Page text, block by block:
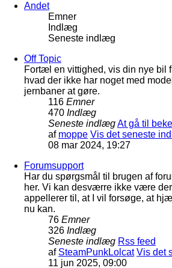
Andet
Emner
Indlæg
Seneste indlæg
Off Topic
Fortæl en vittighed, vis din nye bil
hvad der ikke har noget med
jernbaner at gøre.
116 Emner
470 Indlæg
Seneste indlægAt gå til
af moppe Vis det seneste
08 mar 2024, 19:27
Forumsupport
Har du spørgsmål til brugen af
her. Vi kan desværre ikke være
appellerer til, at I vil forsøge, at
nu kan.
76 Emner
326 Indlæg
Seneste indlæg Rss feed
af SteamPunkLolcat Vis det
11 jun 2025, 09:00